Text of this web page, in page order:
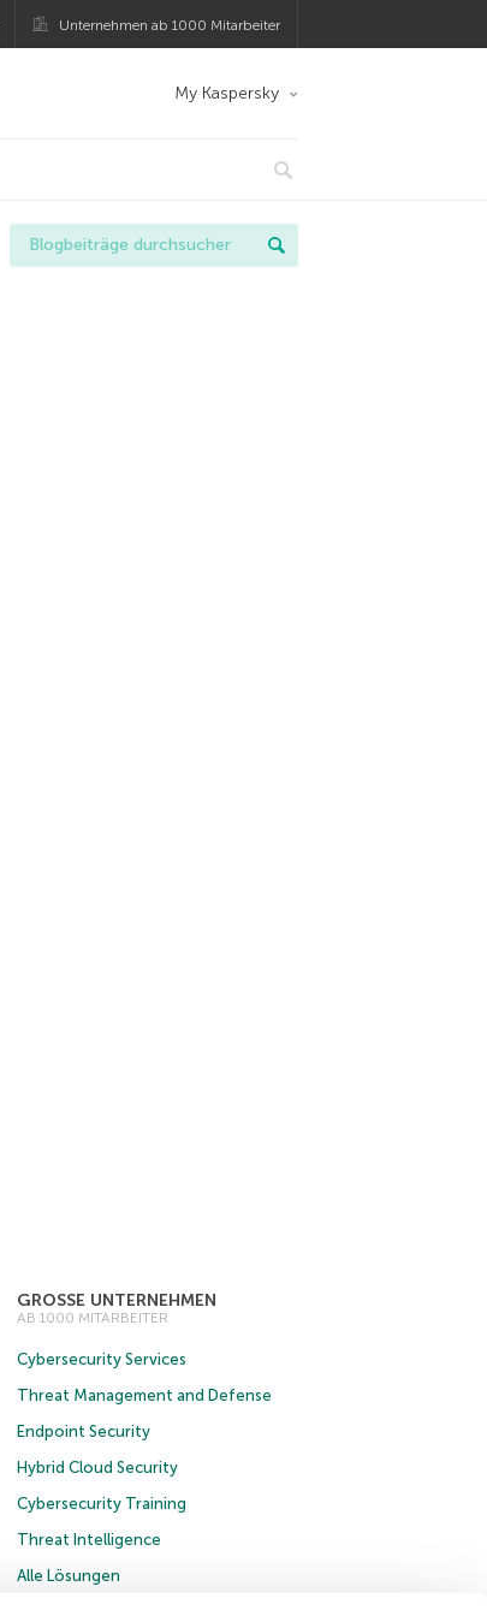
Unternehmen ab 1000 Mitarbeiter
My Kaspersky
GROSSE UNTERNEHMEN
AB 1000 MITARBEITER
Cybersecurity Services
Threat Management and Defense
Endpoint Security
Hybrid Cloud Security
Cybersecurity Training
Threat Intelligence
Alle Lösungen